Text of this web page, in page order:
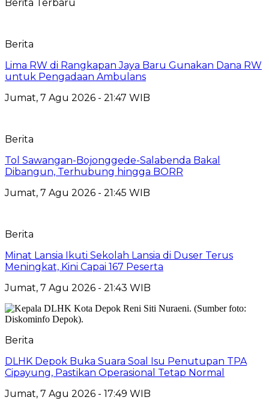
Berita Terbaru
Berita
Lima RW di Rangkapan Jaya Baru Gunakan Dana RW
untuk Pengadaan Ambulans
Jumat, 7 Agu 2026 - 21:47 WIB
Berita
Tol Sawangan-Bojonggede-Salabenda Bakal
Dibangun, Terhubung hingga BORR
Jumat, 7 Agu 2026 - 21:45 WIB
Berita
Minat Lansia Ikuti Sekolah Lansia di Duser Terus
Meningkat, Kini Capai 167 Peserta
Jumat, 7 Agu 2026 - 21:43 WIB
Berita
DLHK Depok Buka Suara Soal Isu Penutupan TPA
Cipayung, Pastikan Operasional Tetap Normal
Jumat, 7 Agu 2026 - 17:49 WIB